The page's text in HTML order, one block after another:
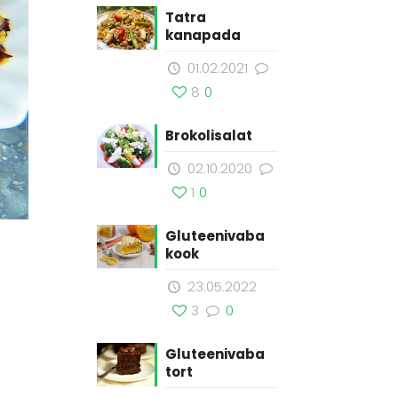
Tatra
kanapada
01.02.2021
0
8
Brokolisalat
02.10.2020
0
1
Gluteenivaba
kook
23.05.2022
0
3
Gluteenivaba
tort